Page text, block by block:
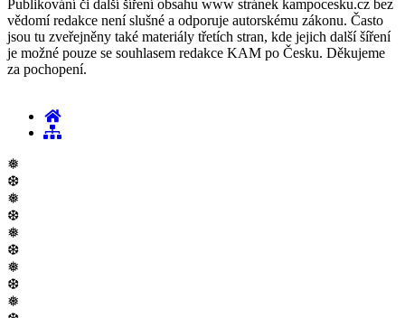
Publikování či další šíření obsahu www stránek kampocesku.cz bez
vědomí redakce není slušné a odporuje autorskému zákonu. Často
jsou tu zveřejněny také materiály třetích stran, kde jejich další šíření
je možné pouze se souhlasem redakce KAM po Česku. Děkujeme
za pochopení.
❅
❆
❅
❆
❅
❆
❅
❆
❅